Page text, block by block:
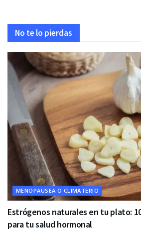
No te lo pierdas
MENOPAUSEA O CLIMATERIO
Estrógenos naturales en tu plato:
para tu salud hormonal